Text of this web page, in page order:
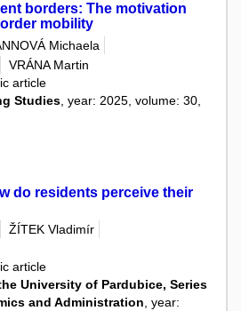
borders: The motivation
mobility
Michaela
VRÁNA Martin
article
Studies , year: 2025, volume: 30,
do residents perceive their
ŽÍTEK Vladimír
article
University of Pardubice, Series
and Administration , year: